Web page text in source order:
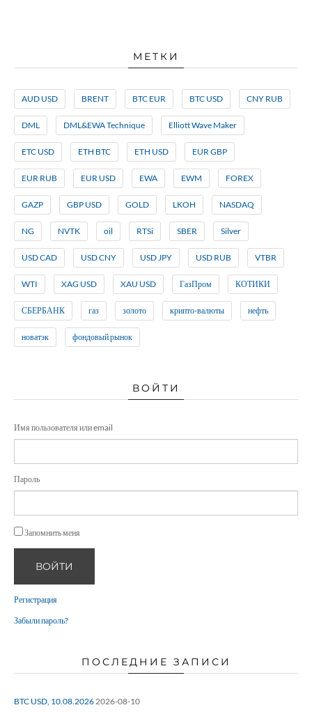
МЕТКИ
AUD USD BRENT BTC EUR BTC USD CNY RUB
DML DML&EWA Technique Elliott Wave Maker
ETC USD ETH BTC ETH USD EUR GBP
EUR RUB EUR USD EWA EWM FOREX
GAZP GBP USD GOLD LKOH NASDAQ
NG NVTK oil RTSi SBER Silver
USD CAD USD CNY USD JPY USD RUB VTBR
WTI XAG USD XAU USD ГазПром КОТИКИ
СБЕРБАНК газ золото крипто-валюты нефть
новатэк фондовый рынок
ВОЙТИ
Имя пользователя или email
Пароль
Запомнить меня
ВОЙТИ
Регистрация
Забыли пароль?
ПОСЛЕДНИЕ ЗАПИСИ
BTC USD, 10.08.2026 2026-08-10